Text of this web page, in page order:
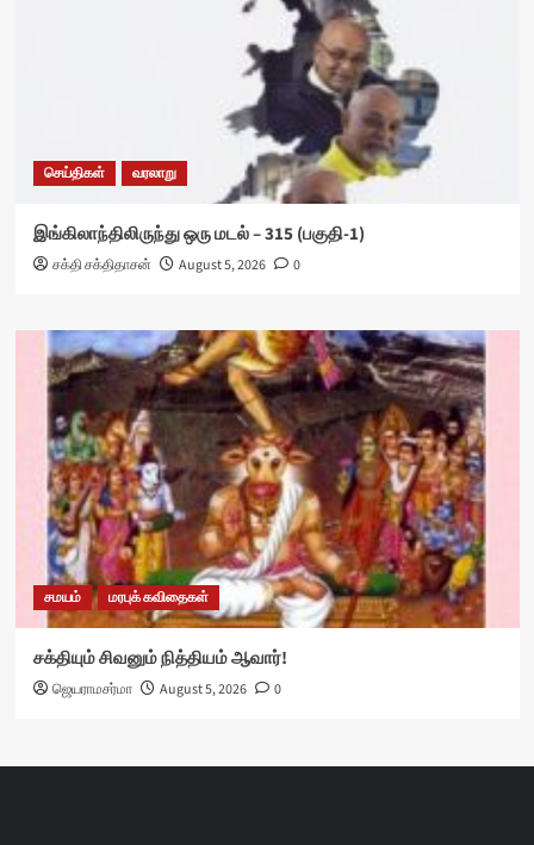
செய்திகள் வரலாறு
இங்கிலாந்திலிருந்து ஒரு மடல் – 315 (பகுதி-1)
சக்தி சக்திதாசன் August 5, 2026 0
சமயம் மரபுக் கவிதைகள்
சக்தியும் சிவனும் நித்தியம் ஆவார்!
ஜெயராமசர்மா August 5, 2026 0